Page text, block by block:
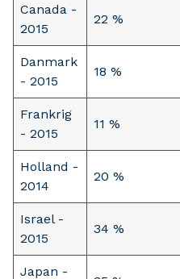
Canada -
2015
22 %
Danmark
- 2015
18 %
Frankrig
- 2015
11 %
Holland -
2014
20 %
Israel -
2015
34 %
Japan -